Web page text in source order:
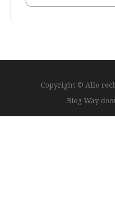
Copyright © Alle
Blog Way